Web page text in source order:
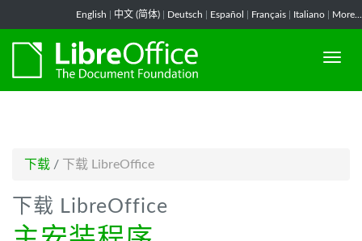
English 中文 (简体) Deutsch Español Français Italiano More...
下载 / 下载 LibreOffice
下载 LibreOffice